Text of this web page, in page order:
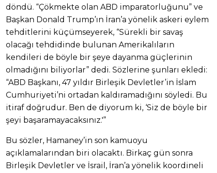
döndü. “Çökmekte olan ABD imparatorluğunu” ve
Başkan Donald Trump’ın İran’a yönelik askeri eylem
tehditlerini küçümseyerek, “Sürekli bir savaş
olacağı tehdidinde bulunan Amerikalıların
kendileri de böyle bir şeye dayanma güçlerinin
olmadığını biliyorlar” dedi. Sözlerine şunları ekledi:
“ABD Başkanı, 47 yıldır Birleşik Devletler’in İslam
Cumhuriyeti’ni ortadan kaldıramadığını söyledi. Bu
itiraf doğrudur. Ben de diyorum ki, ‘Siz de böyle bir
şeyi başaramayacaksınız.'”
Bu sözler, Hamaney’in son kamuoyu
açıklamalarından biri olacaktı. Birkaç gün sonra
Birleşik Devletler ve İsrail, İran’a yönelik koordineli